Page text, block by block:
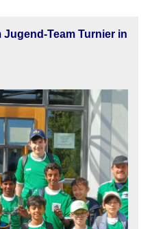
Jugend-Team Turnier in